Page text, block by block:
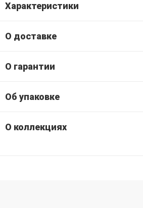
Характеристики
О доставке
О гарантии
Об упаковке
О коллекциях